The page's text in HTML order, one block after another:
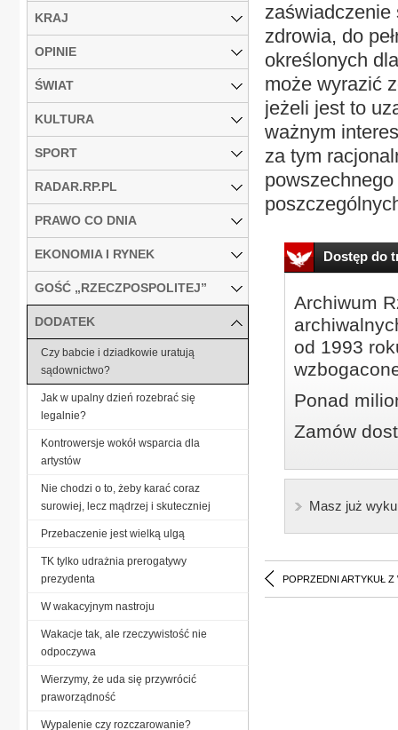
zaświadczenie
zdrowia, do
określonych
może wyrazić
jeżeli jest to
ważnym
za tym
Dostęp do
Archiwum
od 1993
Ponad
Zamów
Masz już
POPRZEDNI ARTYKUŁ Z
KRAJ
OPINIE
ŚWIAT
KULTURA
SPORT
RADAR.RP.PL
PRAWO CO DNIA
EKONOMIA I RYNEK
GOŚĆ „RZECZPOSPOLITEJ”
DODATEK
Czy babcie i dziadkowie uratują
sądownictwo?
Jak w upalny dzień rozebrać się
legalnie?
Kontrowersje wokół wsparcia dla
artystów
Nie chodzi o to, żeby karać coraz
surowiej, lecz mądrzej i skuteczniej
Przebaczenie jest wielką ulgą
TK tylko udrażnia prerogatywy
prezydenta
W wakacyjnym nastroju
Wakacje tak, ale rzeczywistość nie
odpoczywa
Wierzymy, że uda się przywrócić
praworządność
Wypalenie czy rozczarowanie?